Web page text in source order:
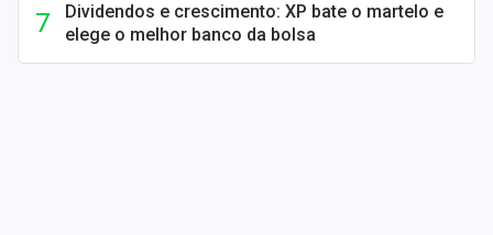
Dividendos e crescimento: XP bate o martelo e
elege o melhor banco da bolsa